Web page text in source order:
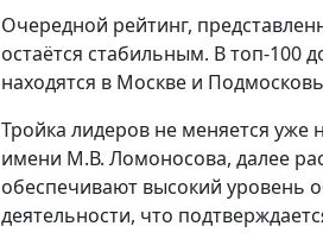
Очередной рейтинг,
остаётся стабильным. В топ-100
находятся в Москве и
Тройка лидеров не меняется уже
имени М.В. Ломоносова, далее
обеспечивают высокий уровень
деятельности, что